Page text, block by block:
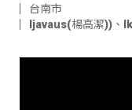
台南市
ljavaus(楊高潔)) 、